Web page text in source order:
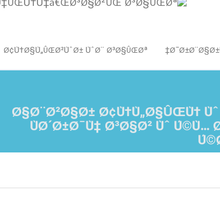
Ø¢Ù†Ø§Ù„ÛŒØ²ÙˆØ± ÙˆØ¨ Ø³Ø§ÛŒØª
Ø§Ø¨Ø²Ø§Ø± Ø¢Ù†Ù„Ø§ÛŒÙ†
ÙØ´Ø±Ø¯Ù‡ Ø³Ø§Ø² Ùˆ